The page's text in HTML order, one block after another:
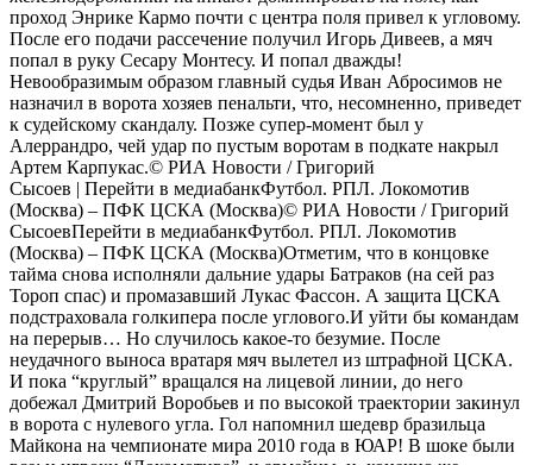
проход Энрике Кармо почти с центра поля привел к угловому.
После его подачи рассечение получил Игорь Дивеев, а мяч
попал в руку Сесару Монтесу. И попал дважды!
Невообразимым образом главный судья Иван Абросимов не
назначил в ворота хозяев пенальти, что, несомненно, приведет
к судейскому скандалу. Позже супер-момент был у
Алеррандро, чей удар по пустым воротам в подкате накрыл
Артем Карпукас.© РИА Новости / Григорий
Сысоев | Перейти в медиабанкФутбол. РПЛ. Локомотив
(Москва) – ПФК ЦСКА (Москва)© РИА Новости / Григорий
СысоевПерейти в медиабанкФутбол. РПЛ. Локомотив
(Москва) – ПФК ЦСКА (Москва)Отметим, что в концовке
тайма снова исполняли дальние удары Батраков (на сей раз
Тороп спас) и промазавший Лукас Фассон. А защита ЦСКА
подстраховала голкипера после углового.И уйти бы командам
на перерыв… Но случилось какое-то безумие. После
неудачного выноса вратаря мяч вылетел из штрафной ЦСКА.
И пока “круглый” вращался на лицевой линии, до него
добежал Дмитрий Воробьев и по высокой траектории закинул
в ворота с нулевого угла. Гол напомнил шедевр бразильца
Майкона на чемпионате мира 2010 года в ЮАР! В шоке были